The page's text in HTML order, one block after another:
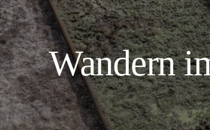
Wandern